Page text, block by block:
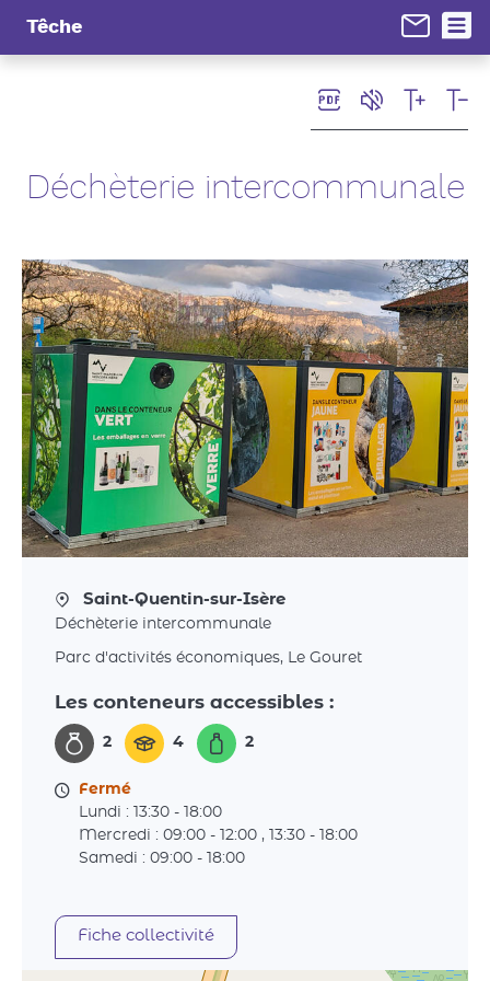
Têche
Déchèterie intercommunale
Saint-Quentin-sur-Isère
Déchèterie intercommunale
Parc d'activités économiques, Le Gouret
Les conteneurs accessibles :
2 4 2
Fermé
Lundi : 13:30 - 18:00
Mercredi : 09:00 - 12:00 , 13:30 - 18:00
Samedi : 09:00 - 18:00
Fiche collectivité